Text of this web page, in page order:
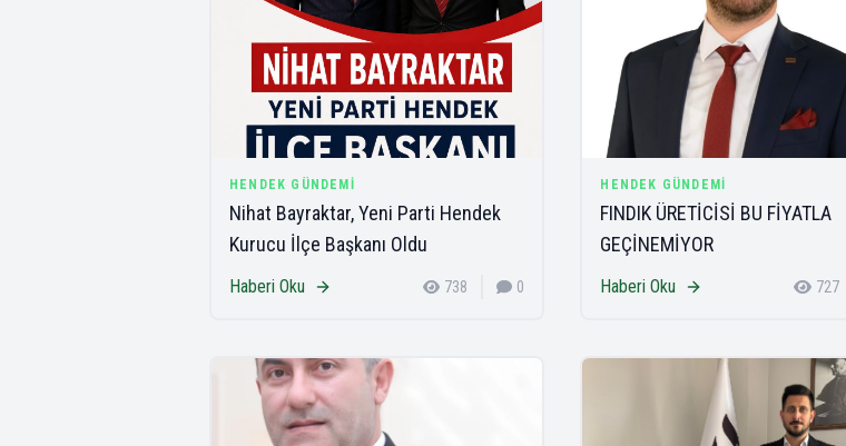
HENDEK GÜNDEMI
Nihat Bayraktar, Yeni Parti Hendek
Kurucu İlçe Başkanı Oldu
Haberi Oku 738 0
HENDEK GÜNDEMI
FINDIK ÜRETİCİSİ BU FİYATLA
GEÇİNEMİYOR
Haberi Oku 727